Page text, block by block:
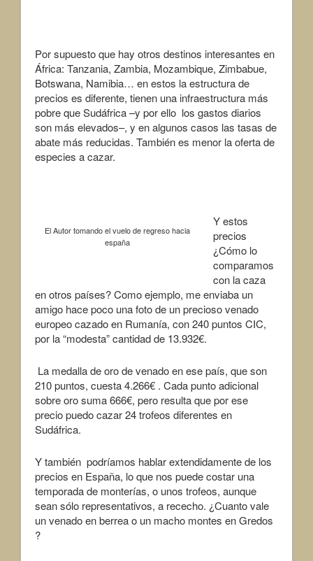
Por supuesto que hay otros destinos interesantes en
África: Tanzania, Zambia, Mozambique, Zimbabue,
Botswana, Namibia… en estos la estructura de
precios es diferente, tienen una infraestructura más
pobre que Sudáfrica –y por ello los gastos diarios
son más elevados–, y en algunos casos las tasas de
abate más reducidas. También es menor la oferta de
especies a cazar.
El Autor tomando el vuelo de regreso hacia
españa
Y estos
precios
¿Cómo lo
comparamos
con la caza
en otros países? Como ejemplo, me enviaba un
amigo hace poco una foto de un precioso venado
europeo cazado en Rumanía, con 240 puntos CIC,
por la “modesta” cantidad de 13.932€.
La medalla de oro de venado en ese país, que son
210 puntos, cuesta 4.266€ . Cada punto adicional
sobre oro suma 666€, pero resulta que por ese
precio puedo cazar 24 trofeos diferentes en
Sudáfrica.
Y también podríamos hablar extendidamente de los
precios en España, lo que nos puede costar una
temporada de monterías, o unos trofeos, aunque
sean sólo representativos, a rececho. ¿Cuanto vale
un venado en berrea o un macho montes en Gredos
?